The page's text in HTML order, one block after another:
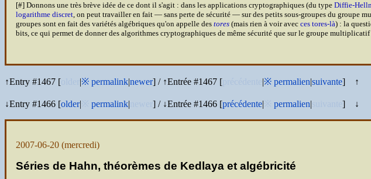
[#] Donnons une très brève idée de ce dont il s'agit : dans les applications cryptographiques (du type Diffie-
logarithme discret, on peut travailler en fait — sans perte de sécurité — sur des petits sous-groupes du groupe
groupes sont en fait des variétés algébriques qu'on appelle des tores (mais rien à voir avec ces tores-là) : la
bits, ce qui permet de donner des algorithmes cryptographiques de même sécurité que sur le groupe
↑Entry #1467 [ |※ permalink|newer] / ↑Entrée #1467 [ |※ permalien|suivante] ↑
↓Entry #1466 [older| permalink| ] / ↓Entrée #1466 [précédente| permalien| ] ↓
2007-06-20 (mercredi)
Séries de Hahn, théorèmes de Kedlaya et algébricité